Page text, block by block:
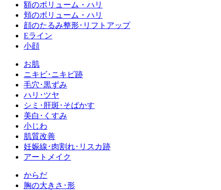
額のボリューム・ハリ
頬のボリューム・ハリ
顔のたるみ整形･リフトアップ
Eライン
小顔
お肌
ニキビ･ニキビ跡
毛穴･黒ずみ
ハリ･ツヤ
シミ･肝斑･そばかす
美白･くすみ
小じわ
肌質改善
妊娠線･肉割れ･リスカ跡
アートメイク
からだ
胸の大きさ･形